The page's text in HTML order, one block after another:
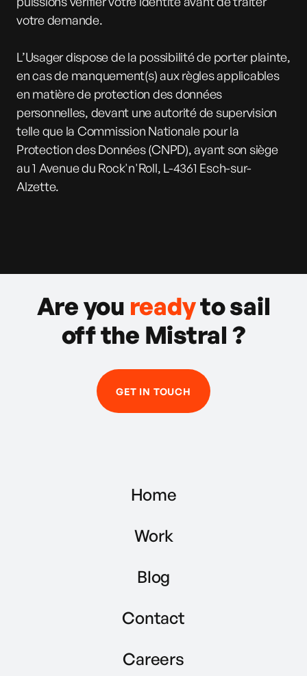
votre demande.
L’Usager dispose de la possibilité de porter plainte,
en cas de manquement(s) aux règles applicables
en matière de protection des données
personnelles, devant une autorité de supervision
telle que la Commission Nationale pour la
Protection des Données (CNPD), ayant son siège
au 1 Avenue du Rock'n'Roll, L-4361 Esch-sur-
Alzette.
Are you readyto sail
off the Mistral ?
GET IN TOUCH
Home
Work
Blog
Contact
Careers